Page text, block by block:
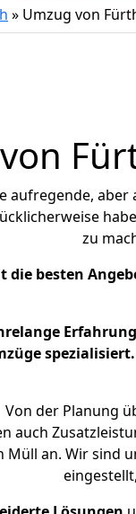
» Umzug von
aufregende, aber
zu
die besten
Erfahrung
spezialisiert.
Von der Planung
auch
Müll an. Wir sind